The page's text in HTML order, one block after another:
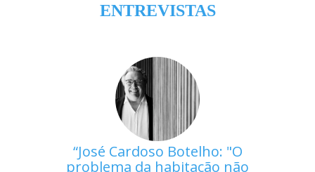
ENTREVISTAS
José Cardoso Botelho: "O
problema da habitação não